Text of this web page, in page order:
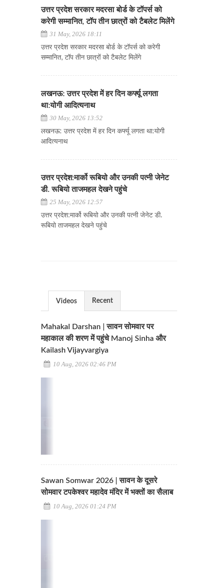
उत्तर प्रदेश सरकार मदरसा बोर्ड के टॉपर्स को
करेगी सम्मानित, टॉप तीन छात्रों को टैबलेट मिलेंगे
31 May, 2026 18:11
उत्तर प्रदेश सरकार मदरसा बोर्ड के टॉपर्स को करेगी
सम्मानित, टॉप तीन छात्रों को टैबलेट मिलेंगे
लखनऊ: उत्तर प्रदेश में हर दिन कर्फ्यू लगता
था:योगी आदित्यनाथ
30 May, 2026 13:52
लखनऊ: उत्तर प्रदेश में हर दिन कर्फ्यू लगता था:योगी
आदित्यनाथ
उत्तर प्रदेश:मार्को रूबियो और उनकी पत्नी जेनेट
डी. रूबियो ताजमहल देखने पहुंचे
25 May, 2026 12:57
उत्तर प्रदेश:मार्को रूबियो और उनकी पत्नी जेनेट डी.
रूबियो ताजमहल देखने पहुंचे
Videos Recent
Mahakal Darshan | सावन सोमवार पर
महाकाल की शरण में पहुंचे Manoj Sinha और
Kailash Vijayvargiya
10 Aug, 2026 02:46 PM
Sawan Somwar 2026 | सावन के दूसरे
सोमवार टपकेश्वर महादेव मंदिर में भक्तों का सैलाब
10 Aug, 2026 01:24 PM